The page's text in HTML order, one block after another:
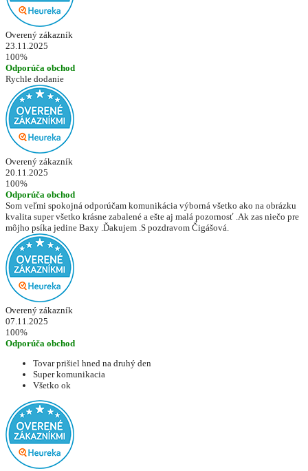
Overený zákazník
23.11.2025
100%
Odporúča obchod
Rychle dodanie
Overený zákazník
20.11.2025
100%
Odporúča obchod
Som veľmi spokojná odporúčam komunikácia výborná všetko ako na obrázku
kvalita super všetko krásne zabalené a ešte aj malá pozornosť .Ak zas niečo pre
môjho psíka jedine Baxy .Ďakujem .S pozdravom Čigášová.
Overený zákazník
07.11.2025
100%
Odporúča obchod
Tovar prišiel hned na druhý den
Super komunikacia
Všetko ok